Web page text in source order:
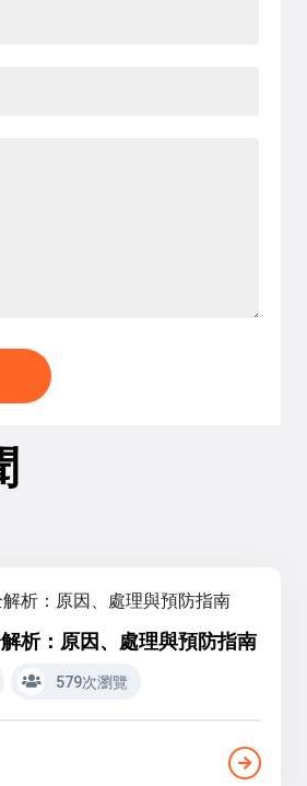
析：原因、處理與預防指南
579次瀏覽